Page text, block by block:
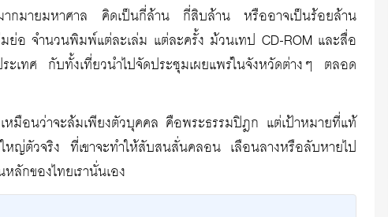
มากมายมหาศาล คิดเป็นกี่ล้าน กี่สิบล้าน หรืออาจเป็นร้อยล้าน
อ จำนวนพิมพ์แต่ละเล่ม แต่ละครั้ง ม้วนเทป CD-ROM และสื่อ
ะเทศ กับทั้งเที่ยวนำไปจัดประชุมเผยแพร่ในจังหวัดต่างๆ ตลอด
หมือนว่าจะล้มเพียงตัวบุคคล คือพระธรรมปิฎก แต่เป้าหมายที่แท้
ญ่ตัวจริง ที่เขาจะทำให้สับสนสั่นคลอน เลือนลางหรือลับหายไป
กของไทยเรานั่นเอง